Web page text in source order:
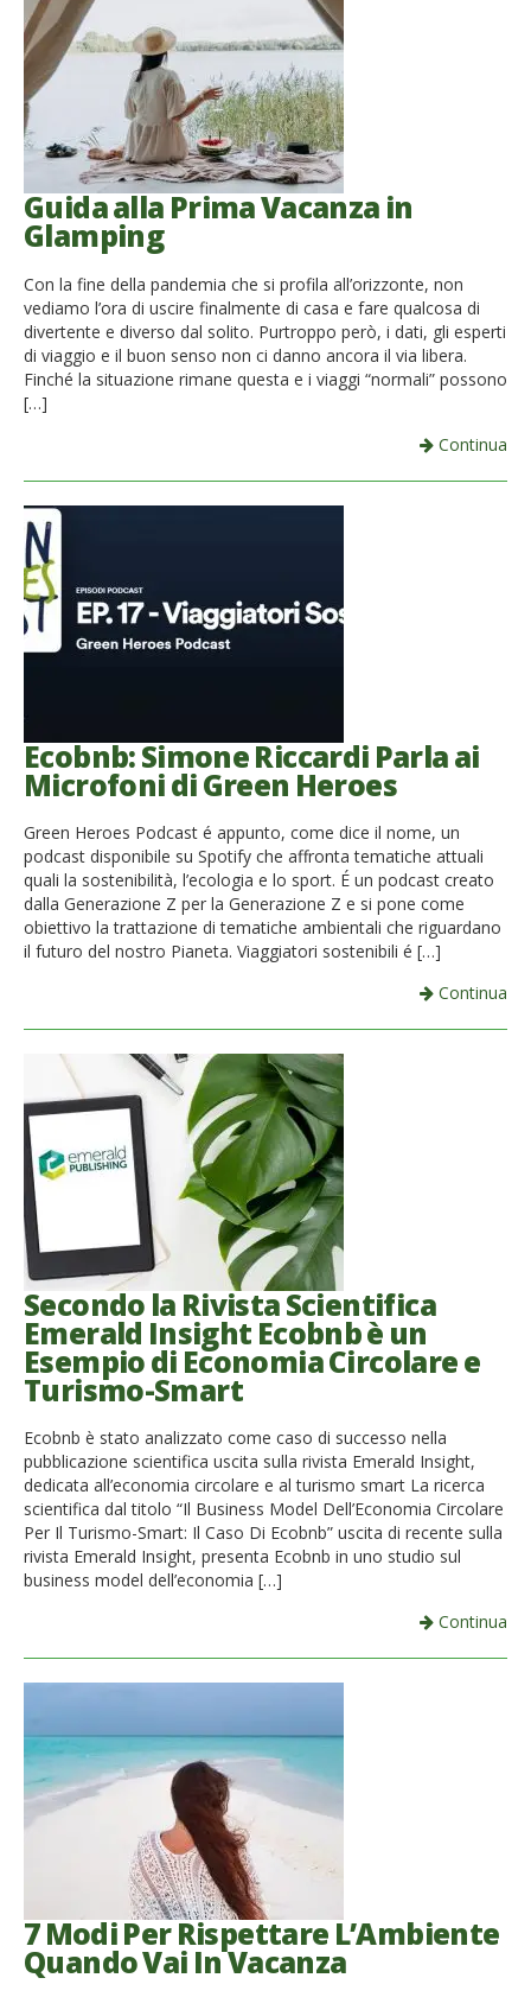
Guida alla Prima Vacanza in
Glamping
Con la fine della pandemia che si profila all’orizzonte, non
vediamo l’ora di uscire finalmente di casa e fare qualcosa di
divertente e diverso dal solito. Purtroppo però, i dati, gli esperti
di viaggio e il buon senso non ci danno ancora il via libera.
Finché la situazione rimane questa e i viaggi “normali” possono
[…]
Continua
Ecobnb: Simone Riccardi Parla ai
Microfoni di Green Heroes
Green Heroes Podcast é appunto, come dice il nome, un
podcast disponibile su Spotify che affronta tematiche attuali
quali la sostenibilità, l’ecologia e lo sport. É un podcast creato
dalla Generazione Z per la Generazione Z e si pone come
obiettivo la trattazione di tematiche ambientali che riguardano
il futuro del nostro Pianeta. Viaggiatori sostenibili é […]
Continua
Secondo la Rivista Scientifica
Emerald Insight Ecobnb è un
Esempio di Economia Circolare e
Turismo-Smart
Ecobnb è stato analizzato come caso di successo nella
pubblicazione scientifica uscita sulla rivista Emerald Insight,
dedicata all’economia circolare e al turismo smart La ricerca
scientifica dal titolo “Il Business Model Dell’Economia Circolare
Per Il Turismo-Smart: Il Caso Di Ecobnb” uscita di recente sulla
rivista Emerald Insight, presenta Ecobnb in uno studio sul
business model dell’economia […]
Continua
7 Modi Per Rispettare L’Ambiente
Quando Vai In Vacanza